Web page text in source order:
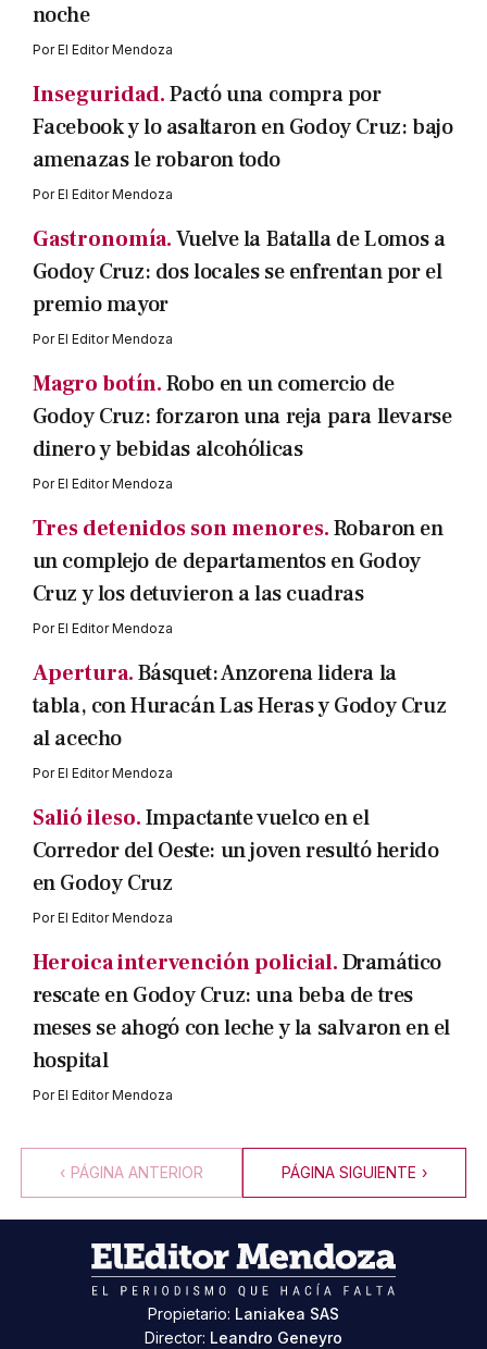
noche
PorEl Editor Mendoza
Inseguridad.Pactó una compra por
Facebook y lo asaltaron en Godoy Cruz: bajo
amenazas le robaron todo
PorEl Editor Mendoza
Gastronomía.Vuelve la Batalla de Lomos a
Godoy Cruz: dos locales se enfrentan por el
premio mayor
PorEl Editor Mendoza
Magro botín.Robo en un comercio de
Godoy Cruz: forzaron una reja para llevarse
dinero y bebidas alcohólicas
PorEl Editor Mendoza
Tres detenidos son menores.Robaron en
un complejo de departamentos en Godoy
Cruz y los detuvieron a las cuadras
PorEl Editor Mendoza
Apertura.Básquet: Anzorena lidera la
tabla, con Huracán Las Heras y Godoy Cruz
al acecho
PorEl Editor Mendoza
Salió ileso.Impactante vuelco en el
Corredor del Oeste: un joven resultó herido
en Godoy Cruz
PorEl Editor Mendoza
Heroica intervención policial.Dramático
rescate en Godoy Cruz: una beba de tres
meses se ahogó con leche y la salvaron en el
hospital
PorEl Editor Mendoza
‹ PÁGINA ANTERIOR PÁGINA SIGUIENTE ›
Propietario: Laniakea SAS
Director: Leandro Geneyro